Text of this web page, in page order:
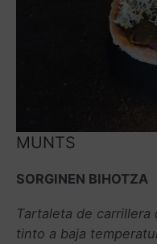
MUNTS
SORGINEN BIHOTZA
Tartaleta de
tinto a baja